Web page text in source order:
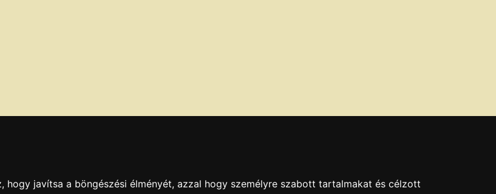
javítsa a böngészési élményét, azzal hogy személyre szabott tartalmakat és célzott